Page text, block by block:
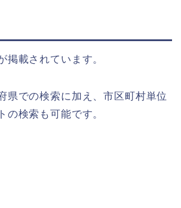
掲載されています。
県での検索に加え、市区町村単位
の検索も可能です。